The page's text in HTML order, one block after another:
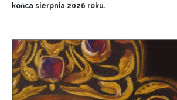
końca sierpnia 2026 roku.